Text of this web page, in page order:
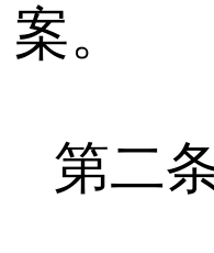
案。
第